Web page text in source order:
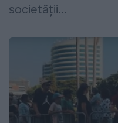
societății...